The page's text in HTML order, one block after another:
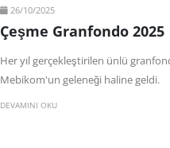
26/10/2025
Çeşme Granfondo 2025
Her yıl gerçekleştirilen ünlü
Mebikom'un geleneği haline geldi.
DEVAMINI OKU